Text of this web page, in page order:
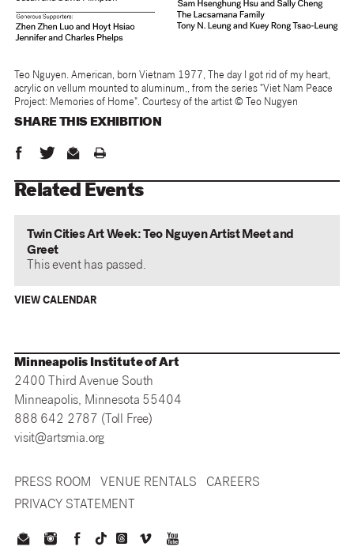
Teo Nguyen. American, born Vietnam 1977, The day I got rid of my heart,
acrylic on vellum mounted to aluminum,, from the series "Viet Nam Peace
Project: Memories of Home". Courtesy of the artist © Teo Nugyen
SHARE THIS EXHIBITION
Related Events
Twin Cities Art Week: Teo Nguyen Artist Meet and
Greet
This event has passed.
VIEW CALENDAR
Minneapolis Institute of Art
2400 Third Avenue South
Minneapolis, Minnesota 55404
888 642 2787 (Toll Free)
visit@artsmia.org
PRESS ROOM VENUE RENTALS
CAREERS
PRIVACY STATEMENT